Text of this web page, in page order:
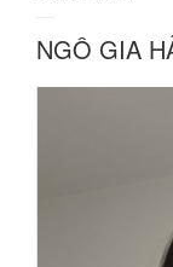
NGÔ GIA